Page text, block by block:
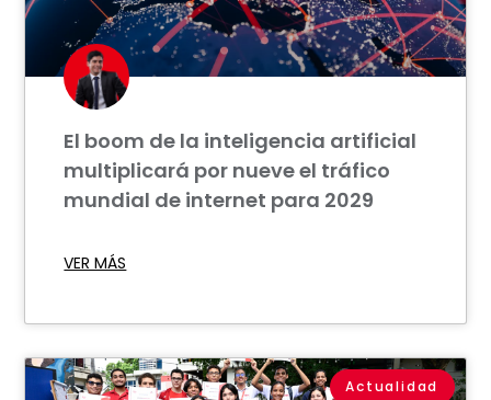
El boom de la inteligencia artificial
multiplicará por nueve el tráfico
mundial de internet para 2029
VER MÁS
Actualidad